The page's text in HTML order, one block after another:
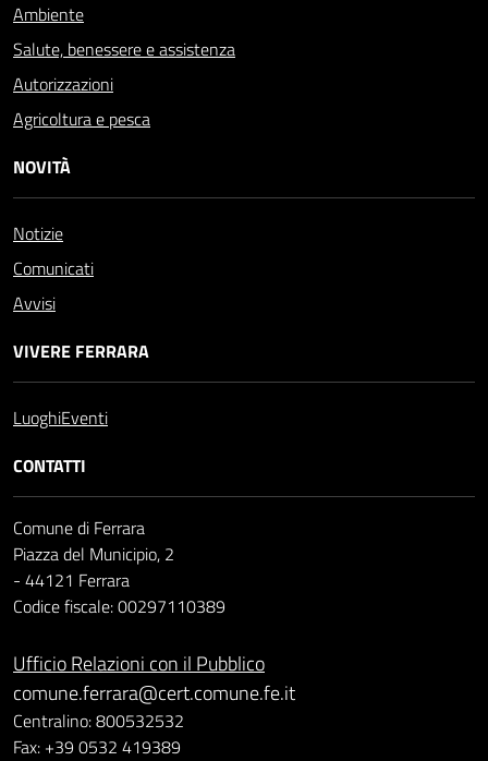
Ambiente
Salute, benessere e assistenza
Autorizzazioni
Agricoltura e pesca
NOVITÀ
Notizie
Comunicati
Avvisi
VIVERE FERRARA
LuoghiEventi
CONTATTI
Comune di Ferrara
Piazza del Municipio, 2
- 44121 Ferrara
Codice fiscale: 00297110389
Ufficio Relazioni con il Pubblico
comune.ferrara@cert.comune.fe.it
Centralino: 800532532
Fax: +39 0532 419389